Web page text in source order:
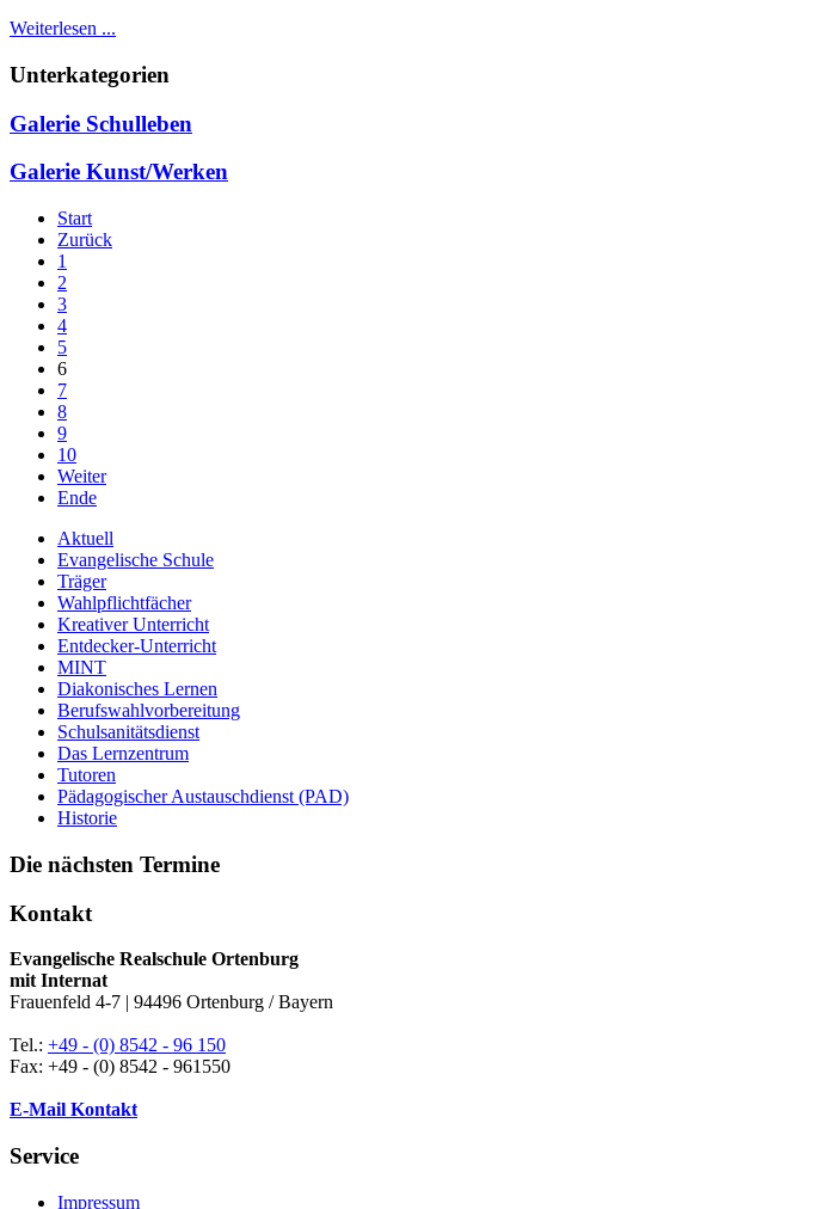
Weiterlesen ...
Unterkategorien
Galerie Schulleben
Galerie Kunst/Werken
Start
Zurück
1
2
3
4
5
6
7
8
9
10
Weiter
Ende
Aktuell
Evangelische Schule
Träger
Wahlpflichtfächer
Kreativer Unterricht
Entdecker-Unterricht
MINT
Diakonisches Lernen
Berufswahlvorbereitung
Schulsanitätsdienst
Das Lernzentrum
Tutoren
Pädagogischer Austauschdienst (PAD)
Historie
Die nächsten Termine
Kontakt
Evangelische Realschule Ortenburg
mit Internat
Frauenfeld 4-7 | 94496 Ortenburg / Bayern
Tel.: +49 - (0) 8542 - 96 150
Fax: +49 - (0) 8542 - 961550
E-Mail Kontakt
Service
Impressum